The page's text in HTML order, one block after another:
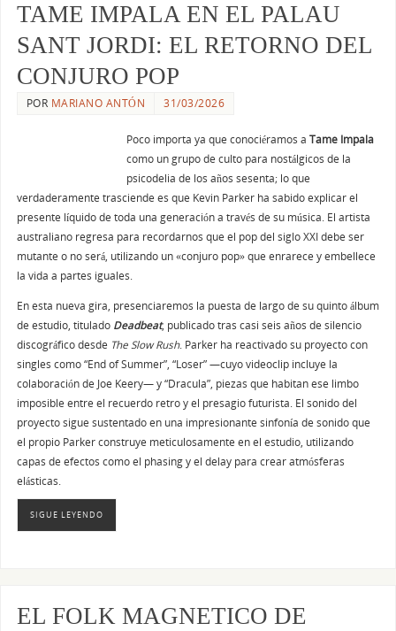
TAME IMPALA EN EL PALAU
SANT JORDI: EL RETORNO DEL
CONJURO POP
POR MARIANO ANTÓN 31/03/2026
Poco importa ya que conociéramos a Tame Impala
como un grupo de culto para nostálgicos de la
psicodelia de los años sesenta; lo que
verdaderamente trasciende es que Kevin Parker ha sabido explicar el
presente líquido de toda una generación a través de su música. El artista
australiano regresa para recordarnos que el pop del siglo XXI debe ser
mutante o no será, utilizando un «conjuro pop» que enrarece y embellece
la vida a partes iguales.
En esta nueva gira, presenciaremos la puesta de largo de su quinto álbum
de estudio, titulado Deadbeat, publicado tras casi seis años de silencio
discográfico desde The Slow Rush. Parker ha reactivado su proyecto con
singles como “End of Summer”, “Loser” —cuyo videoclip incluye la
colaboración de Joe Keery— y “Dracula”, piezas que habitan ese limbo
imposible entre el recuerdo retro y el presagio futurista. El sonido del
proyecto sigue sustentado en una impresionante sinfonía de sonido que
el propio Parker construye meticulosamente en el estudio, utilizando
capas de efectos como el phasing y el delay para crear atmósferas
elásticas.
SIGUE LEYENDO
EL FOLK MAGNETICO DE